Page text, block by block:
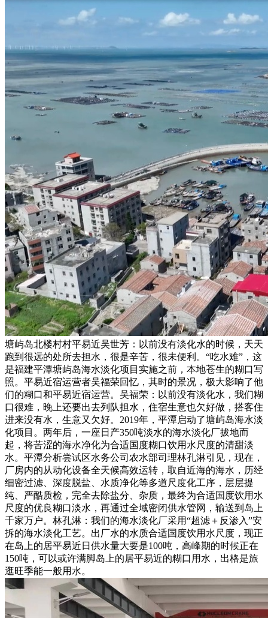
塘屿岛北楼村村平易近吴世芳：以前没有淡化水的时候，天天
跑到很远的处所去担水，很是辛苦，很未便利。“吃水难”，这
是福建平潭塘屿岛海水淡化项目实施之前，本地苍生的糊口写
照。平易近宿运营者吴福荣回忆，其时的景况，极大影响了他
们的糊口和平易近宿运营。吴福荣：以前没有淡化水，我们糊
口很难，晚上还要出去列队担水，住宿生意也欠好做，搭客住
进来没有水，生意又欠好。2019年，平潭启动了塘屿岛海水淡
化项目。两年后，一座日产350吨淡水的海水淡化厂拔地而
起，将苦涩的海水净化为合适国度糊口饮用水尺度的清甜淡
水。平潭分析尝试区水务公司农水部司理林孔淋引见，现在，
厂房内的从动化设备全天候高效运转，取自近海的海水，历经
细密过滤、深度脱盐、水质净化等多道尺度化工序，层层提
纯、严酷质检，完全去除盐分、杂质，最终为合适国度饮用水
尺度的优良糊口淡水，再通过全域密闭供水管网，输送到岛上
千家万户。林孔淋：我们的海水淡化厂采用“超滤＋反渗入”安
拆的海水淡化工艺。出厂水的水质合适国度饮用水尺度，现正
在岛上的居平易近日供水量大要是100吨，高峰期的时候正在
150吨，可以或许满脚岛上的居平易近的糊口用水，出格是旅
逛旺季能一般用水。